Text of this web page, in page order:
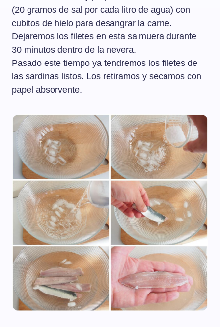
(20 gramos de sal por cada litro de agua) con
cubitos de hielo para desangrar la carne.
Dejaremos los filetes en esta salmuera durante
30 minutos dentro de la nevera.
Pasado este tiempo ya tendremos los filetes de
las sardinas listos. Los retiramos y secamos con
papel absorvente.